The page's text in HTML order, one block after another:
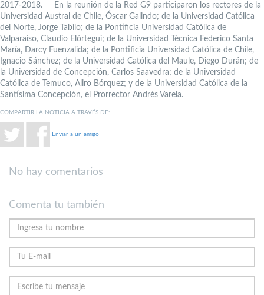
2017-2018. En la reunión de la Red G9 participaron los rectores de la
Universidad Austral de Chile, Óscar Galindo; de la Universidad Católica
del Norte, Jorge Tabilo; de la Pontificia Universidad Católica de
Valparaíso, Claudio Elórtegui; de la Universidad Técnica Federico Santa
María, Darcy Fuenzalida; de la Pontificia Universidad Católica de Chile,
Ignacio Sánchez; de la Universidad Católica del Maule, Diego Durán; de
la Universidad de Concepción, Carlos Saavedra; de la Universidad
Católica de Temuco, Aliro Bórquez; y de la Universidad Católica de la
Santísima Concepción, el Prorrector Andrés Varela.
COMPARTIR LA NOTICIA A TRAVÉS DE:
Enviar a un amigo
No hay comentarios
Comenta tu también